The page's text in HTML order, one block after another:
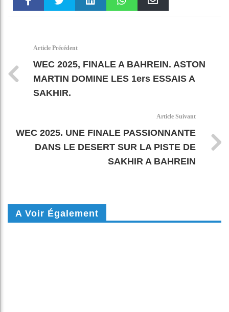
Article Précédent
WEC 2025, FINALE A BAHREIN. ASTON
MARTIN DOMINE LES 1ers ESSAIS A
SAKHIR.
Article Suivant
WEC 2025. UNE FINALE PASSIONNANTE
DANS LE DESERT SUR LA PISTE DE
SAKHIR A BAHREIN
A Voir Également